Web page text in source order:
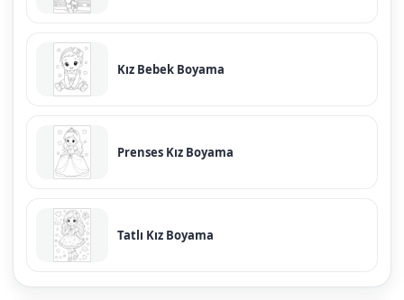
Kız Bebek Boyama
Prenses Kız Boyama
Tatlı Kız Boyama